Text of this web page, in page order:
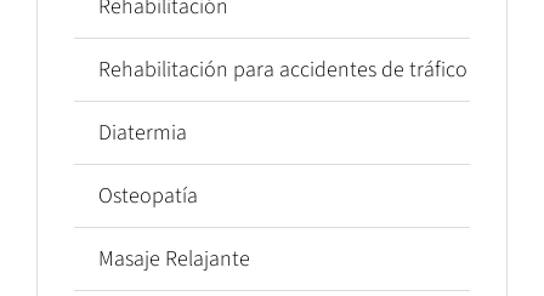
Rehabilitación
Rehabilitación para accidentes de tráfico
Diatermia
Osteopatía
Masaje Relajante